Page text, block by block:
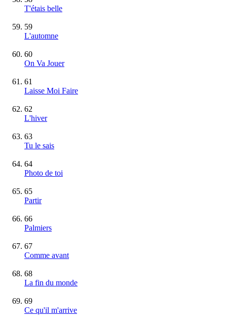
T'étais belle
59
L'automne
60
On Va Jouer
61
Laisse Moi Faire
62
L'hiver
63
Tu le sais
64
Photo de toi
65
Partir
66
Palmiers
67
Comme avant
68
La fin du monde
69
Ce qu'il m'arrive